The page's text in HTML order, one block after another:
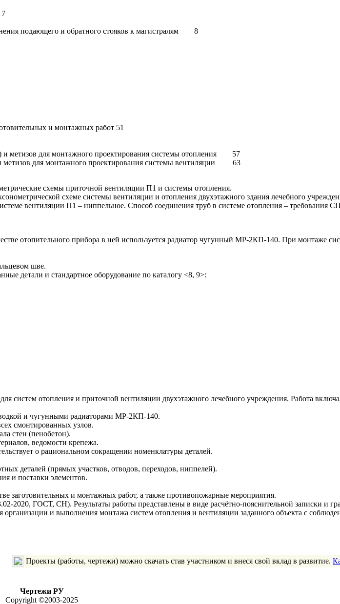
подающего и обратного стояков к магистралям 8
и монтажных работ 51
и метизов для монтажного проектирования системы отопления 57
метизов для монтажного проектирования системы вентиляции 63
схемы приточной вентиляции П1 и системы отопления.
схеме системы вентиляции и отопления двухэтажного здания лечебного
вентиляции П1 – ниппельное. Способ соединения труб в системе отопления – требования
отопительного прибора в ней используется радиатор чугунный МР-2КП-140. При монтаже
шве.
детали и стандартное оборудование по каталогу <8, 9>:
систем отопления и приточной вентиляции двухэтажного лечебного учреждения. Работа
и чугунными радиаторами МР-2КП-140.
смонтированных узлов.
стен (пенобетон).
ведомости крепежа.
о рациональном сокращении номенклатуры деталей.
деталей (прямых участков, отводов, переходов, ниппелей).
и поставки элементов.
заготовительных и монтажных работ, а также противопожарные мероприятия.
ГОСТ, СН). Результаты работы представлены в виде расчётно-пояснительной записки и
и выполнения монтажа систем отопления и вентиляции заданного объекта с
Проекты (работы, чертежи) можно скачать став участником и внеся свой вклад в развитие.
Чертежи РУ
Copyright ©2003-2025